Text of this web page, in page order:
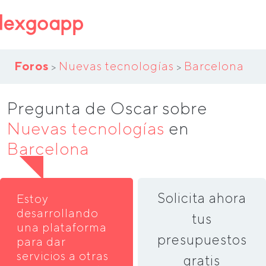
Foros > Nuevas tecnologías > Barcelona
Pregunta de Oscar sobre
Nuevas tecnologías en
Barcelona
Estoy
desarrollando
una plataforma
para dar
servicios a otras
Solicita ahora
tus
presupuestos
gratis